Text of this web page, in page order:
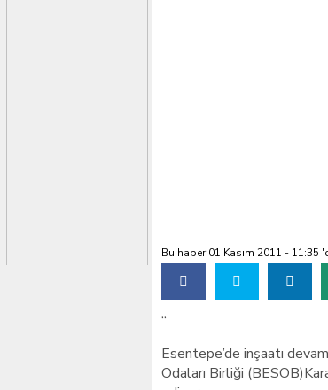
Bu haber 01 Kasım 2011 - 11:35
“
Esentepe’de inşaatı
Odaları Birliği